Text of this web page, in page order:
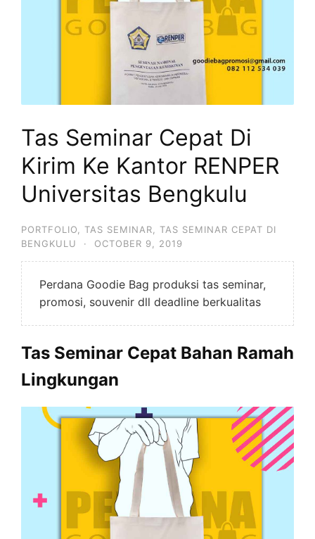
Tas Seminar Cepat Di
Kirim Ke Kantor RENPER
Universitas Bengkulu
PORTFOLIO TAS SEMINAR
TAS SEMINAR CEPAT DI
BENGKULU
· OCTOBER 9, 2019
Perdana Goodie Bag produksi tas seminar,
promosi, souvenir dll deadline berkualitas
Tas Seminar Cepat Bahan Ramah
Lingkungan